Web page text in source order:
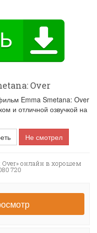
Over
Emma Smetana: Over
и отличной озвучкой на
Не смотрел
Over» онлайн в хорошем
720